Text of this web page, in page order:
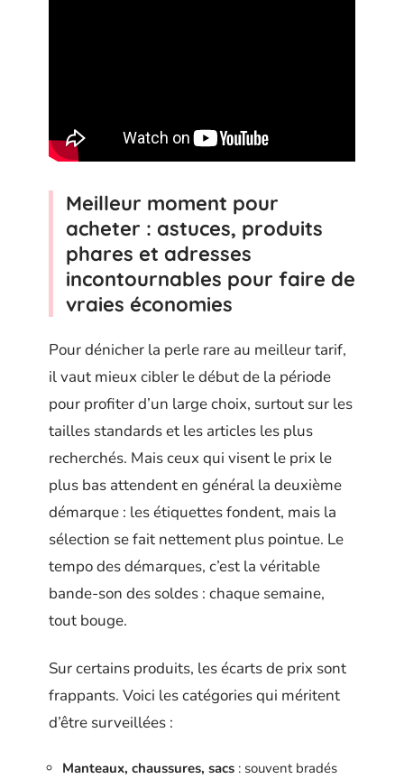
Meilleur moment pour
acheter : astuces, produits
phares et adresses
incontournables pour faire de
vraies économies
Pour dénicher la perle rare au meilleur tarif,
il vaut mieux cibler le début de la période
pour profiter d’un large choix, surtout sur les
tailles standards et les articles les plus
recherchés. Mais ceux qui visent le prix le
plus bas attendent en général la deuxième
démarque : les étiquettes fondent, mais la
sélection se fait nettement plus pointue. Le
tempo des démarques, c’est la véritable
bande-son des soldes : chaque semaine,
tout bouge.
Sur certains produits, les écarts de prix sont
frappants. Voici les catégories qui méritent
d’être surveillées :
Manteaux, chaussures, sacs : souvent bradés